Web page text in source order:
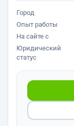
Город
Опыт работы
На сайте с
Юридический
статус